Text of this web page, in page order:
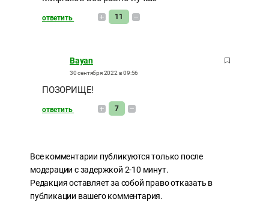
ответить 11
Bayan
30 сентября 2022 в 09:56
ПОЗОРИЩЕ!
ответить 7
Все комментарии публикуются только после
модерации с задержкой 2-10 минут.
Редакция оставляет за собой право отказать в
публикации вашего комментария.